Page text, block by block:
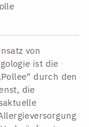
von
ist die
durch den
die